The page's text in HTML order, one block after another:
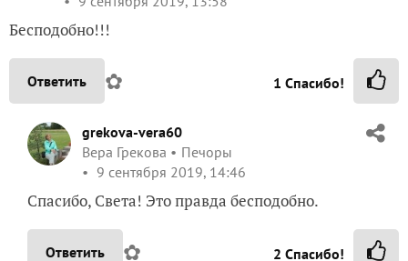
Вера Грекова
Печоры
9 сентября 2019, 14:46
Спасибо, Света! Это правда бесподобно.
Ответить
petroaltyn
Галина Сагитова
Петропавловск
9 сентября 2019, 14:42
Вера, спасибо! Я уже читала и видела (в интернете)
это чудо! Парк меня просто поразил своей красотой!